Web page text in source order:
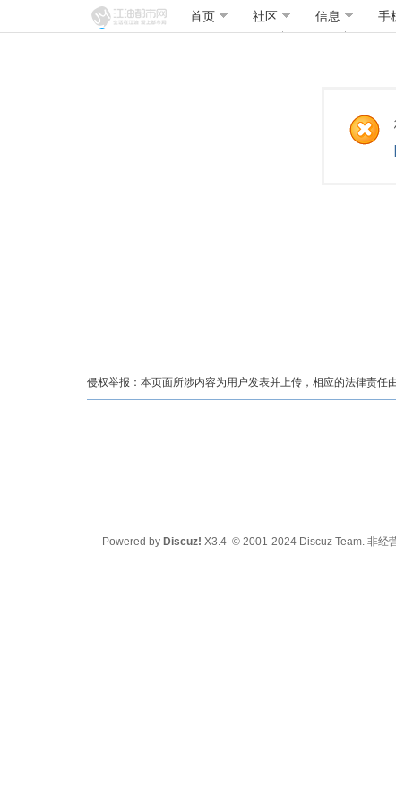
首页 社区 信息 手
侵权举报：本页面所涉内容为用户发表并上传，相应的法律责
Powered by Discuz! X3.4© 2001-2024 Discuz Team.非经